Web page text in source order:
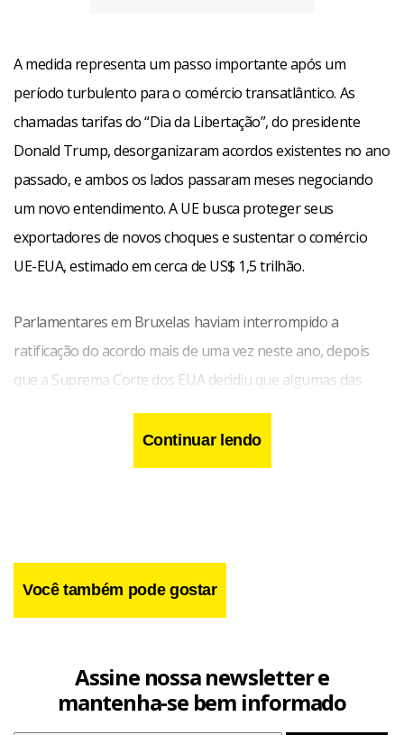
A medida representa um passo importante após um
período turbulento para o comércio transatlântico. As
chamadas tarifas do “Dia da Libertação”, do presidente
Donald Trump, desorganizaram acordos existentes no ano
passado, e ambos os lados passaram meses negociando
um novo entendimento. A UE busca proteger seus
exportadores de novos choques e sustentar o comércio
UE-EUA, estimado em cerca de US$ 1,5 trilhão.
Parlamentares em Bruxelas haviam interrompido a
ratificação do acordo mais de uma vez neste ano, depois
que a Suprema Corte dos EUA decidiu que algumas das
chamadas tarifas globais recíprocas de Trump eram ilegais.
O processo também foi adiado quando Trump ameaçou
elevar tarifas sobre países que se opusessem ao seu
Continuar lendo
Você também pode gostar
Assine nossa newsletter e
mantenha-se bem informado